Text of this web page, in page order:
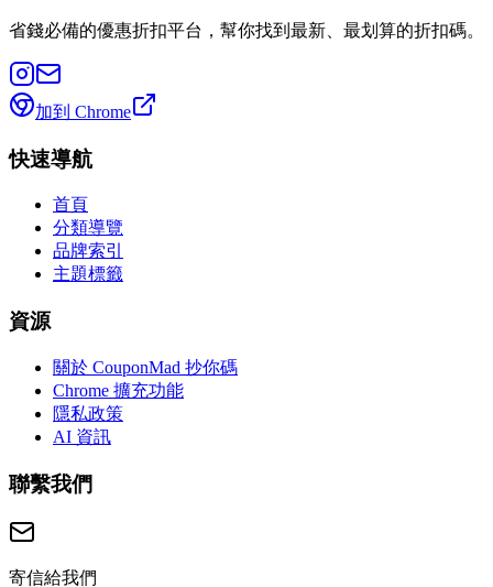
省錢必備的優惠折扣平台，幫你找到最新、最划算的折扣碼。
加到 Chrome
快速導航
首頁
分類導覽
品牌索引
主題標籤
資源
關於 CouponMad 抄你碼
Chrome 擴充功能
隱私政策
AI 資訊
聯繫我們
寄信給我們